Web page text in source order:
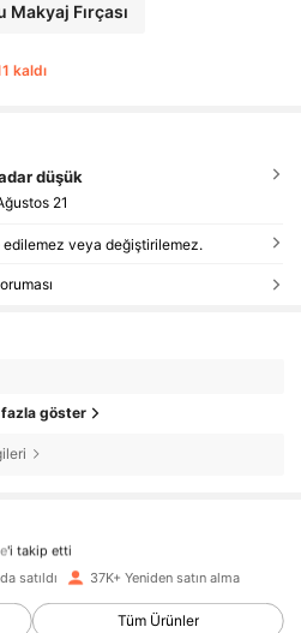
Fırçası
kaldı
düşük
21
veya değiştirilemez.
fazla göster
satıldı 37K+ Yeniden satın alma
Tüm Ürünler